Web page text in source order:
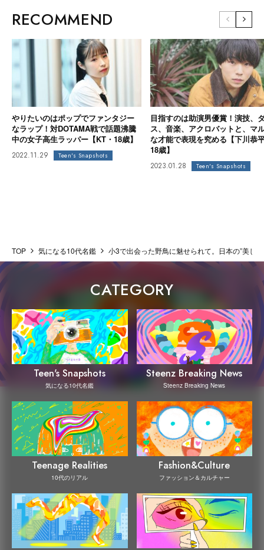
RECOMMEND
やりたいのはポップでファンタジー
なラップ！対DOTAMA戦で話題沸騰
中の女子高生ラッパー【KT・18歳】
2022.11.29 Teen's Snapshots
目指すのは助演男優賞！演技、
ス、音楽、アクロバットと、マ
な才能で表現を究める【下川恭
18歳】
2023.01.28 Teen's Snapshots
TOP 気になる10代名鑑 小3で出会った野鳥に魅せられて。日本の”美し
CATEGORY
Teen's Snapshots
気になる10代名鑑
Steenz Breaking News
Steenz Breaking News
Teenage Realities
10代のリアル
Fashion&Culture
ファッション＆カルチャー